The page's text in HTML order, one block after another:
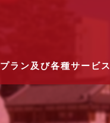
プラン及び各種サービス